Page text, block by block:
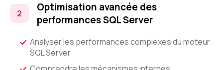
Optimisation avancée des
performances SQL Server
Analyser les performances complexes du moteur
SQL Server